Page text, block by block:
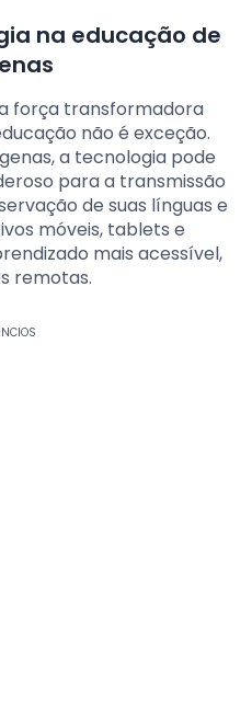
na educação de
força transformadora
não é exceção.
a tecnologia pode
para a transmissão
de suas línguas e
móveis, tablets e
mais acessível,
remotas.